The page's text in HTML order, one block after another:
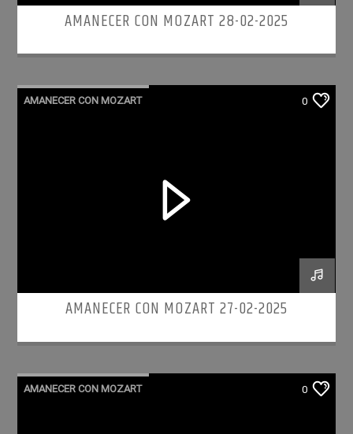
AMANECER CON MOZART 28-02-2025
AMANECER CON MOZART 0
AMANECER CON MOZART 27-02-2025
AMANECER CON MOZART 0